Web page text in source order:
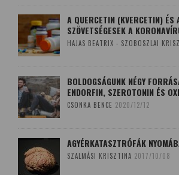
A QUERCETIN (KVERCETIN)
SZÖVETSÉGESEK A
HAJAS BEATRIX - SZOBOSZLAI
BOLDOGSÁGUNK NÉGY
ENDORFIN, SZEROTONIN ÉS
CSONKA BENCE 2020/12/12
AGYÉRKATASZTRÓFÁK
SZALMÁSI KRISZTINA 2017/10/08